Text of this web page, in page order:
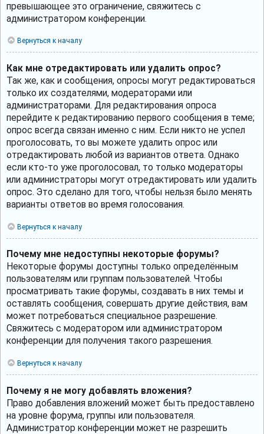
превышающее это ограничение, свяжитесь с
администратором конференции.
Вернуться к началу
Как мне отредактировать или удалить опрос?
Так же, как и сообщения, опросы могут редактироваться
только их создателями, модераторами или
администраторами. Для редактирования опроса
перейдите к редактированию первого сообщения в теме;
опрос всегда связан именно с ним. Если никто не успел
проголосовать, то вы можете удалить опрос или
отредактировать любой из вариантов ответа. Однако
если кто-то уже проголосовал, то только модераторы
или администраторы могут отредактировать или удалить
опрос. Это сделано для того, чтобы нельзя было менять
варианты ответов во время голосования.
Вернуться к началу
Почему мне недоступны некоторые форумы?
Некоторые форумы доступны только определённым
пользователям или группам пользователей. Чтобы
просматривать такие форумы, создавать в них темы и
оставлять сообщения, совершать другие действия, вам
может потребоваться специальное разрешение.
Свяжитесь с модератором или администратором
конференции для получения такого разрешения.
Вернуться к началу
Почему я не могу добавлять вложения?
Право добавления вложений может быть предоставлено
на уровне форума, группы или пользователя.
Администратор конференции может не разрешить